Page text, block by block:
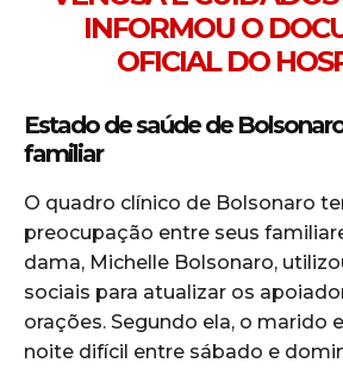
INFORMOU O
OFICIAL DO
Estado de saúde de
familiar
O quadro clínico de Bolsonaro
preocupação entre seus
dama, Michelle Bolsonaro,
sociais para atualizar os
orações. Segundo ela, o marido
noite difícil entre sábado e